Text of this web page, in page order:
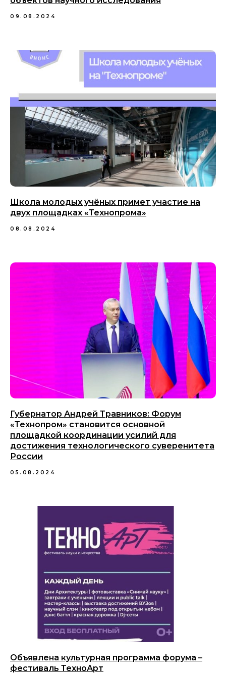
09.08.2024
Школа молодых учёных примет участие на
двух площадках «Технопрома»
08.08.2024
Губернатор Андрей Травников: Форум
«Технопром» становится основной
площадкой координации усилий для
достижения технологического суверенитета
России
05.08.2024
Объявлена культурная программа форума –
фестиваль ТехноАрт